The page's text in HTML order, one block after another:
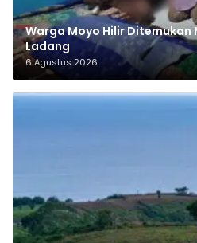
Warga Moyo Hilir Ditemukan
Ladang
6 Agustus 2026